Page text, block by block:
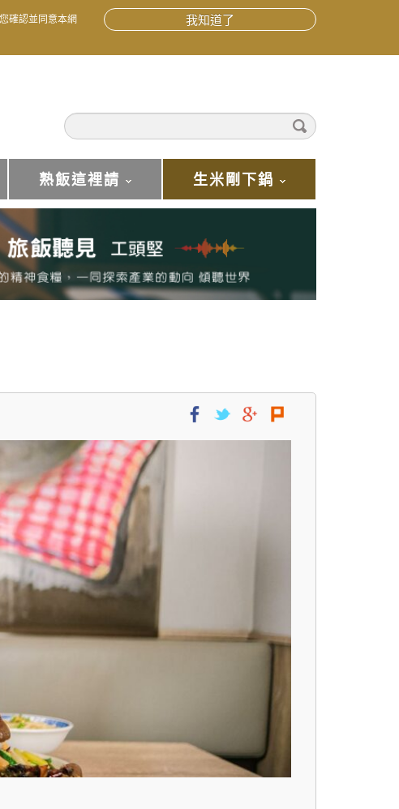
熟飯這裡請 生米剛下鍋
確認並同意本網
我知道了